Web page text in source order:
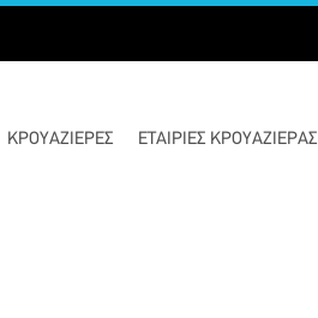
ΚΡΟΥΑΖΙΈΡΕΣ ΕΤΑΙΡΙΕΣ ΚΡΟΥΑΖΙΕΡΑΣ